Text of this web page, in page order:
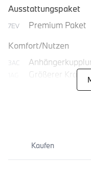
Ausstattungspaket
7EV
Premium Paket
Komfort/Nutzen
3AC
Größerer
Komfortzugang
Kaufen